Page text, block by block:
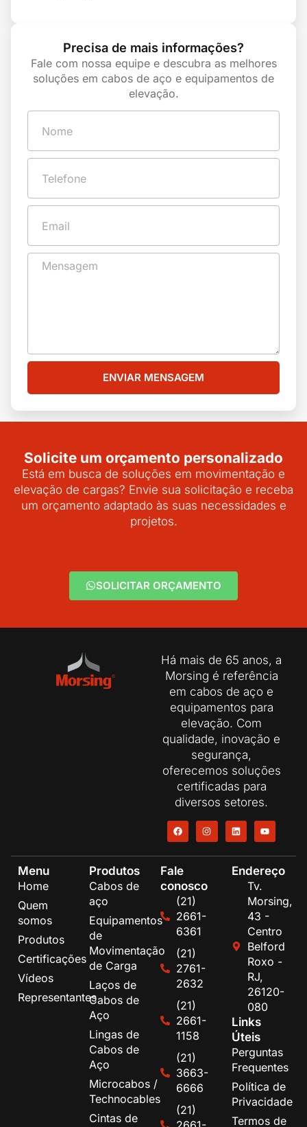
Precisa de mais informações?
Fale com nossa equipe e descubra as melhores
soluções em cabos de aço e equipamentos de
elevação.
ENVIAR MENSAGEM
Solicite um orçamento personalizado
Está em busca de soluções em movimentação e
elevação de cargas? Envie sua solicitação e receba
um orçamento adaptado às suas necessidades e
projetos.
SOLICITAR ORÇAMENTO
Há mais de 65 anos, a
Morsing é referência
em cabos de aço e
equipamentos para
elevação. Com
qualidade, inovação e
segurança,
oferecemos soluções
certificadas para
diversos setores.
Menu
Home
Quem
somos
Produtos
Certificações
Vídeos
Representantes
Produtos
Cabos de
aço
Equipamentos
de
Movimentação
de Carga
Laços de
Cabos de
Aço
Lingas de
Cabos de
Aço
Microcabos /
Technocables
Cintas de
Fale
conosco
(21)
2661-
6361
(21)
2761-
2632
(21)
2661-
1158
(21)
3663-
6666
(21)
Endereço
Tv.
Morsing,
43 -
Centro
Belford
Roxo -
RJ,
26120-
080
Links
Úteis
Perguntas
Frequentes
Política de
Privacidade
Termos de